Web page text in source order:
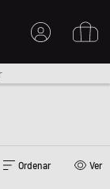
100
Ordenar Ver